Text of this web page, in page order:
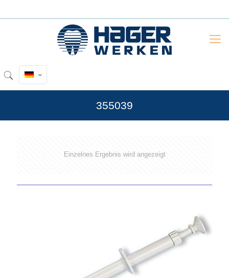
355039
Einzelnes Ergebnis wird angezeigt